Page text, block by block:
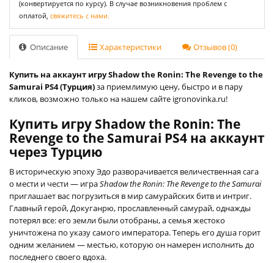
(конвертируется по курсу). В случае возникновения проблем с
оплатой, свяжитесь с нами.
Описание Характеристики Отзывов (0)
Купить на аккаунт игру Shadow the Ronin: The Revenge to the
Samurai PS4 (Турция)за приемлимую цену, быстро и в пару
кликов, возможно только на нашем сайте igronovinka.ru!
Купить игру Shadow the Ronin: The
Revenge to the Samurai PS4 на аккаунт
через Турцию
В историческую эпоху Эдо разворачивается величественная сага
о мести и чести — играShadow the Ronin: The Revenge to the Samurai
приглашает вас погрузиться в мир самурайских битв и интриг.
Главный герой, Докуганрю, прославленный самурай, однажды
потерял все: его земли были отобраны, а семья жестоко
уничтожена по указу самого императора. Теперь его душа горит
одним желанием — местью, которую он намерен исполнить до
последнего своего вдоха.